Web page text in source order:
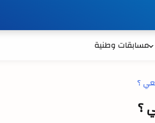
مسابقات وطنية
؟